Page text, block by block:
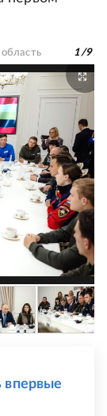
1/9
впервые